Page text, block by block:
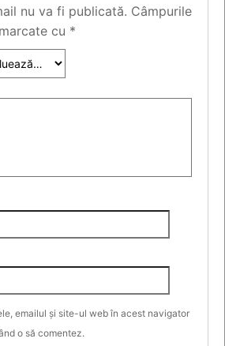
nu va fi publicată. Câmpurile
cu *
emailul și site-ul web în acest navigator
o să comentez.